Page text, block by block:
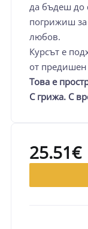
да бъдеш до
погрижиш за
любов.
Курсът е
от предишен
Това е
С грижа. С
25.51€